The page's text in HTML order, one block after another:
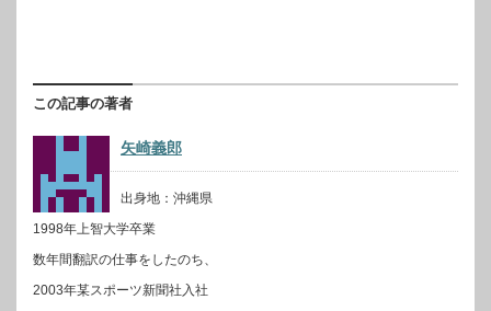
この記事の著者
矢崎義郎
出身地：沖縄県
1998年上智大学卒業
数年間翻訳の仕事をしたのち、
2003年某スポーツ新聞社入社